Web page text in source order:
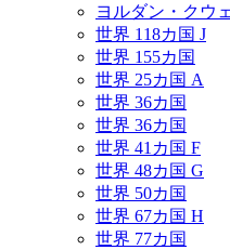
ヨルダン・クウ
世界 118カ国 J
世界 155カ国
世界 25カ国 A
世界 36カ国
世界 36カ国
世界 41カ国 F
世界 48カ国 G
世界 50カ国
世界 67カ国 H
世界 77カ国